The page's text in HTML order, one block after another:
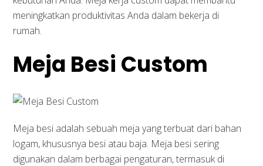
meningkatkan produktivitas Anda dalam bekerja di
rumah.
Meja Besi Custom
Meja besi adalah sebuah meja yang terbuat dari bahan
logam, khususnya besi atau baja. Meja besi sering
digunakan dalam berbagai pengaturan, termasuk di